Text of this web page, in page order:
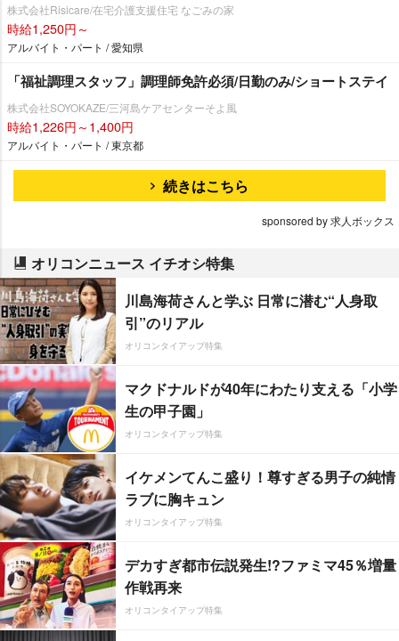
株式会社Risicare/在宅介護支援住宅 なごみの家
時給1,250円～
アルバイト・パート / 愛知県
「福祉調理スタッフ」調理師免許必須/日勤のみ/ショートステイ
株式会社SOYOKAZE/三河島ケアセンターそよ風
時給1,226円～1,400円
アルバイト・パート / 東京都
続きはこちら
sponsored by 求人ボックス
オリコンニュース イチオシ特集
川島海荷さんと学ぶ 日常に潜む“人身取
引”のリアル
オリコンタイアップ特集
マクドナルドが40年にわたり支える「小学
生の甲子園」
オリコンタイアップ特集
イケメンてんこ盛り！尊すぎる男子の純情
ラブに胸キュン
オリコンタイアップ特集
デカすぎ都市伝説発生!?ファミマ45％増量
作戦再来
オリコンタイアップ特集